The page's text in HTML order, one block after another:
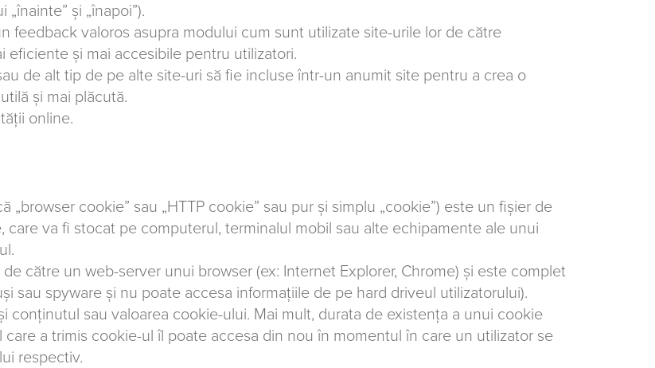
și „înapoi”).
feedback valoros asupra modului cum sunt utilizate site-urile lor de către
eficiente și mai accesibile pentru utilizatori.
de alt tip de pe alte site-uri să fie incluse într-un anumit site pentru a crea o
și mai plăcută.
online.
„browser cookie” sau „HTTP cookie” sau pur și simplu „cookie”) este un fișier de
care va fi stocat pe computerul, terminalul mobil sau alte echipamente ale unui
către un web-server unui browser (ex: Internet Explorer, Chrome) și este complet
sau spyware și nu poate accesa informațiile de pe hard driveul utilizatorului).
conținutul sau valoarea cookie-ului. Mai mult, durata de existența a unui cookie
a trimis cookie-ul îl poate accesa din nou în momentul în care un utilizator se
respectiv.